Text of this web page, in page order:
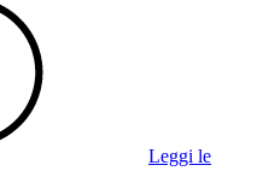
Leggi le